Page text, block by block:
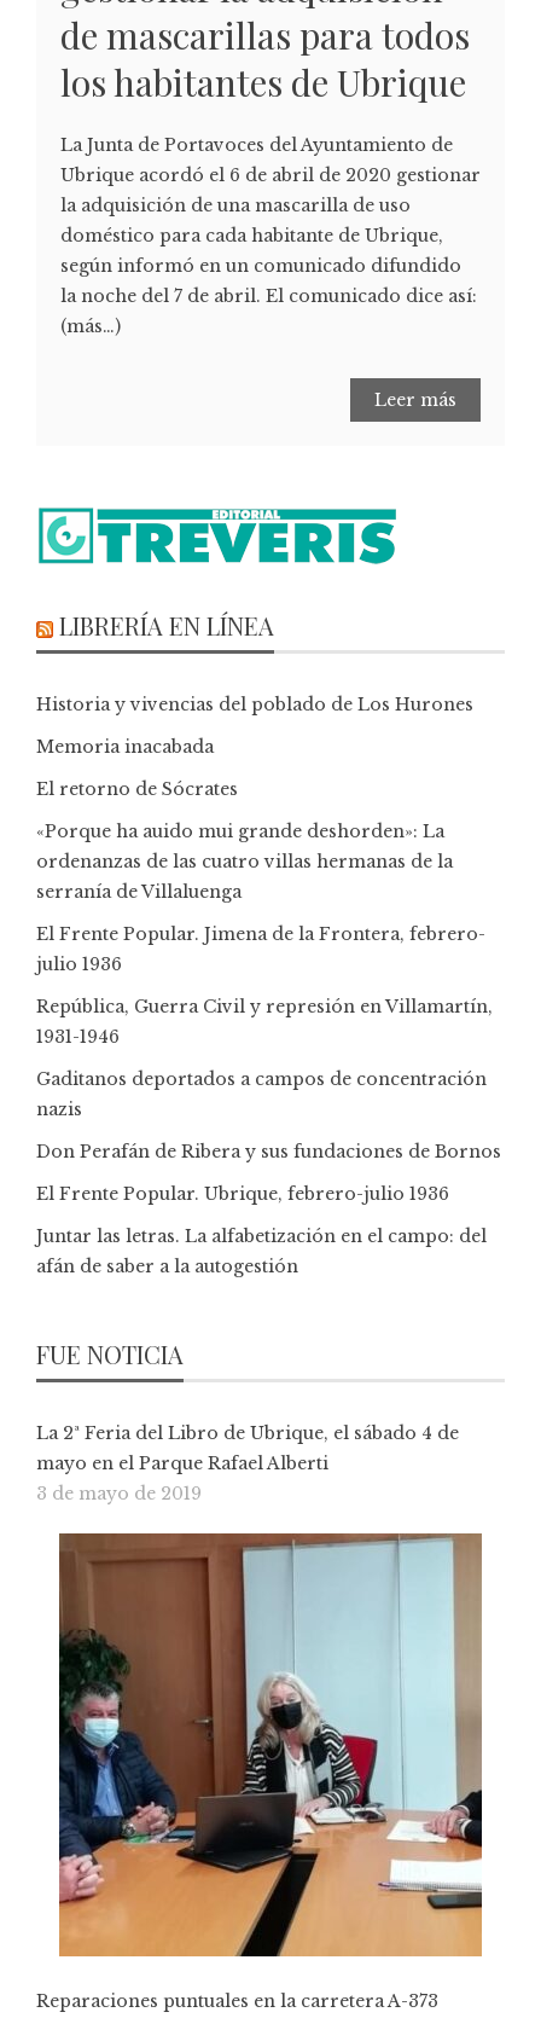
de mascarillas para todos
los habitantes de Ubrique
La Junta de Portavoces del Ayuntamiento de
Ubrique acordó el 6 de abril de 2020 gestionar
la adquisición de una mascarilla de uso
doméstico para cada habitante de Ubrique,
según informó en un comunicado difundido
la noche del 7 de abril. El comunicado dice así:
(más…)
Leer más
LIBRERÍA EN LÍNEA
Historia y vivencias del poblado de Los Hurones
Memoria inacabada
El retorno de Sócrates
«Porque ha auido mui grande deshorden»: La
ordenanzas de las cuatro villas hermanas de la
serranía de Villaluenga
El Frente Popular. Jimena de la Frontera, febrero-
julio 1936
República, Guerra Civil y represión en Villamartín,
1931-1946
Gaditanos deportados a campos de concentración
nazis
Don Perafán de Ribera y sus fundaciones de Bornos
El Frente Popular. Ubrique, febrero-julio 1936
Juntar las letras. La alfabetización en el campo: del
afán de saber a la autogestión
FUE NOTICIA
La 2ª Feria del Libro de Ubrique, el sábado 4 de
mayo en el Parque Rafael Alberti
3 de mayo de 2019
Reparaciones puntuales en la carretera A-373